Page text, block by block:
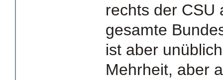
rechts der CSU
gesamte
ist aber
Mehrheit, aber